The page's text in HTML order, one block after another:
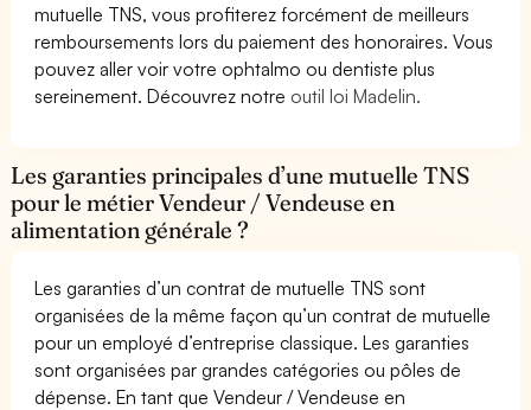
mutuelle TNS, vous profiterez forcément de meilleurs
remboursements lors du paiement des honoraires. Vous
pouvez aller voir votre ophtalmo ou dentiste plus
sereinement. Découvrez notre outil loi Madelin.
Les garanties principales d’une mutuelle TNS
pour le métier Vendeur / Vendeuse en
alimentation générale ?
Les garanties d’un contrat de mutuelle TNS sont
organisées de la même façon qu’un contrat de mutuelle
pour un employé d’entreprise classique. Les garanties
sont organisées par grandes catégories ou pôles de
dépense. En tant que Vendeur / Vendeuse en